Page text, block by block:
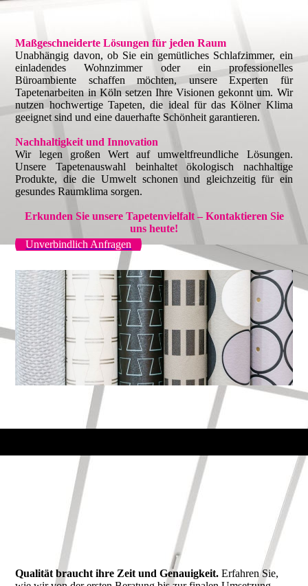
Maßgeschneiderte Lösungen für jeden Raum
Unabhängig davon, ob Sie ein gemütliches Schlafzimmer, ein
einladendes Wohnzimmer oder ein professionelles
Büroambiente schaffen möchten, unsere Experten für
Tapetenarbeiten in Köln setzen Ihre Visionen gekonnt um. Wir
nutzen hochwertige Tapeten, die ideal für das Kölner Klima
geeignet sind und eine dauerhafte Schönheit garantieren.
Nachhaltigkeit und Innovation
Wir legen großen Wert auf umweltfreundliche Lösungen.
Unsere Tapetenauswahl beinhaltet ökologisch nachhaltige
Produkte, die die Umwelt schonen und gleichzeitig für ein
gesundes Raumklima sorgen.
Erkunden Sie unsere Tapetenvielfalt – Kontaktieren Sie
uns heute!
Unverbindlich Anfragen
Qualität braucht ihre Zeit und Genauigkeit. Erfahren Sie,